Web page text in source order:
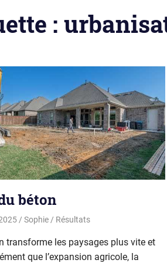
:
béton
Sophie Résultats
transforme les paysages plus vite et
que l’expansion agricole, la